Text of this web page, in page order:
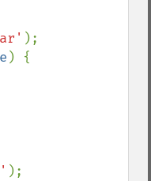
);
) {
);